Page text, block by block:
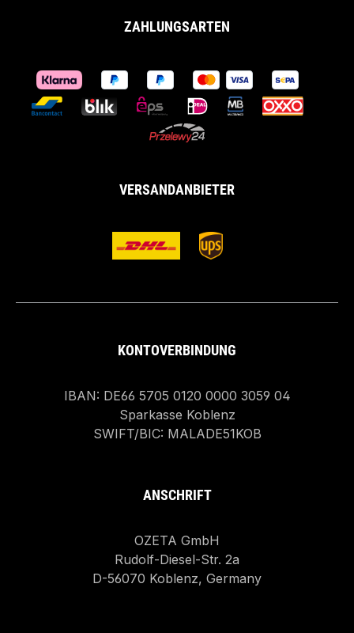
ZAHLUNGSARTEN
VERSANDANBIETER
KONTOVERBINDUNG
IBAN: DE66 5705 0120 0000 3059 04
Sparkasse Koblenz
SWIFT/BIC: MALADE51KOB
ANSCHRIFT
OZETA GmbH
Rudolf-Diesel-Str. 2a
D-56070 Koblenz, Germany